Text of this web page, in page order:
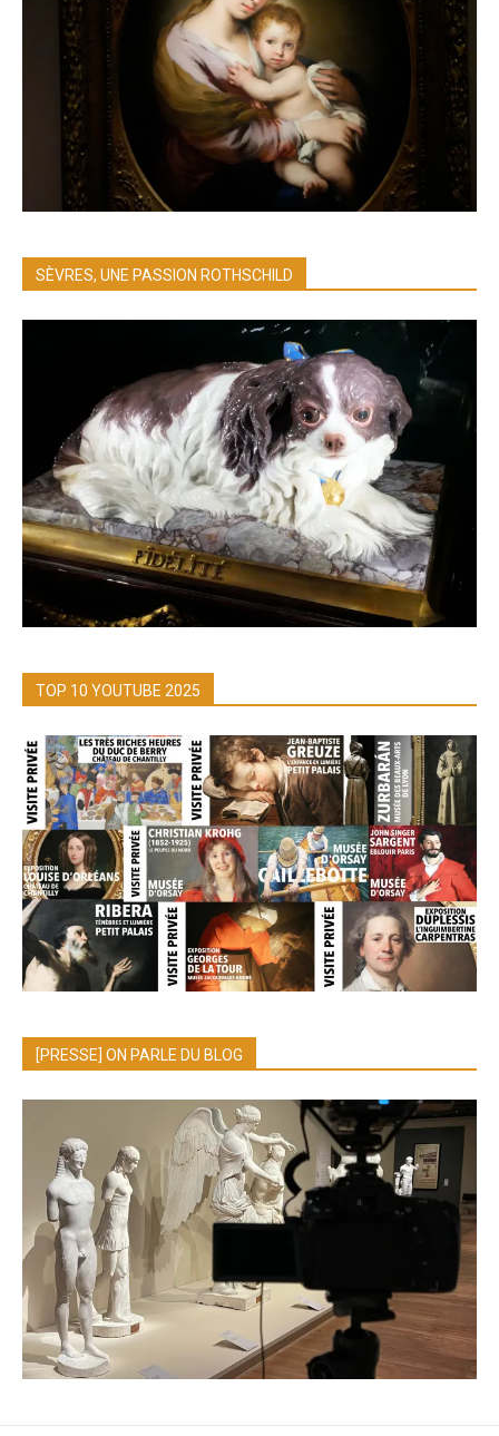
SÈVRES, UNE PASSION ROTHSCHILD
TOP 10 YOUTUBE 2025
[PRESSE] ON PARLE DU BLOG